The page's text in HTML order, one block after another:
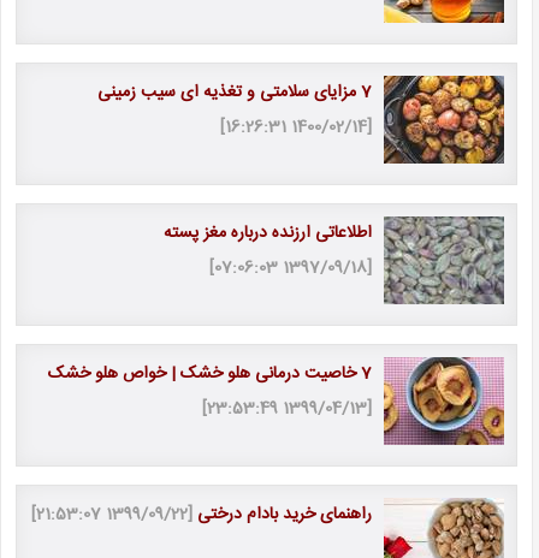
7 مزایای سلامتی و تغذیه ای سیب زمینی
[1400/02/14 16:26:31]
اطلاعاتی ارزنده درباره مغز پسته
[1397/09/18 07:06:03]
7 خاصیت درمانی هلو خشک | خواص هلو خشک
[1399/04/13 23:53:49]
راهنمای خرید بادام درختی [1399/09/22 21:53:07]